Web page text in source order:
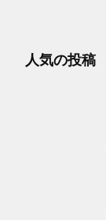
人気の投稿